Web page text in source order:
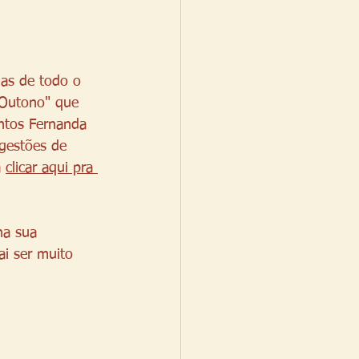
de todo o
que
Fernanda
de
clicar aqui pra
sua
ser muito